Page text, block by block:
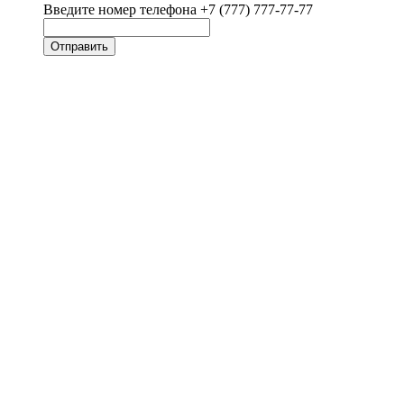
Введите номер телефона +7 (777) 777-77-77
Отправить